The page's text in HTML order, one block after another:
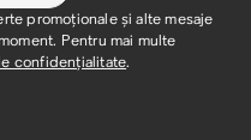
promoționale și alte mesaje
Pentru mai multe
confidențialitate.